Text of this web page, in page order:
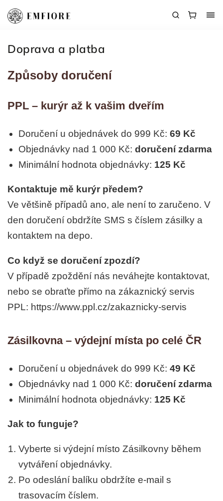
Doprava a platba
Způsoby doručení
PPL – kurýr až k vašim dveřím
Doručení u objednávek do 999 Kč:69 Kč
Objednávky nad 1 000 Kč:doručení zdarma
Minimální hodnota objednávky: 125 Kč
Kontaktuje mě kurýr předem?
Ve většině případů ano, ale není to zaručeno. V
den doručení obdržíte SMS s číslem zásilky a
kontaktem na depo.
Co když se doručení zpozdí?
V případě zpoždění nás neváhejte kontaktovat,
nebo se obraťte přímo na zákaznický servis
PPL: https://www.ppl.cz/zakaznicky-servis
Zásilkovna – výdejní místa po celé ČR
Doručení u objednávek do 999 Kč:49 Kč
Objednávky nad 1 000 Kč:doručení zdarma
Minimální hodnota objednávky: 125 Kč
Jak to funguje?
Vyberte si výdejní místo Zásilkovny během
vytváření objednávky.
Po odeslání balíku obdržíte e-mail s
trasovacím číslem.